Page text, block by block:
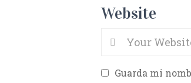
Website
Guarda mi